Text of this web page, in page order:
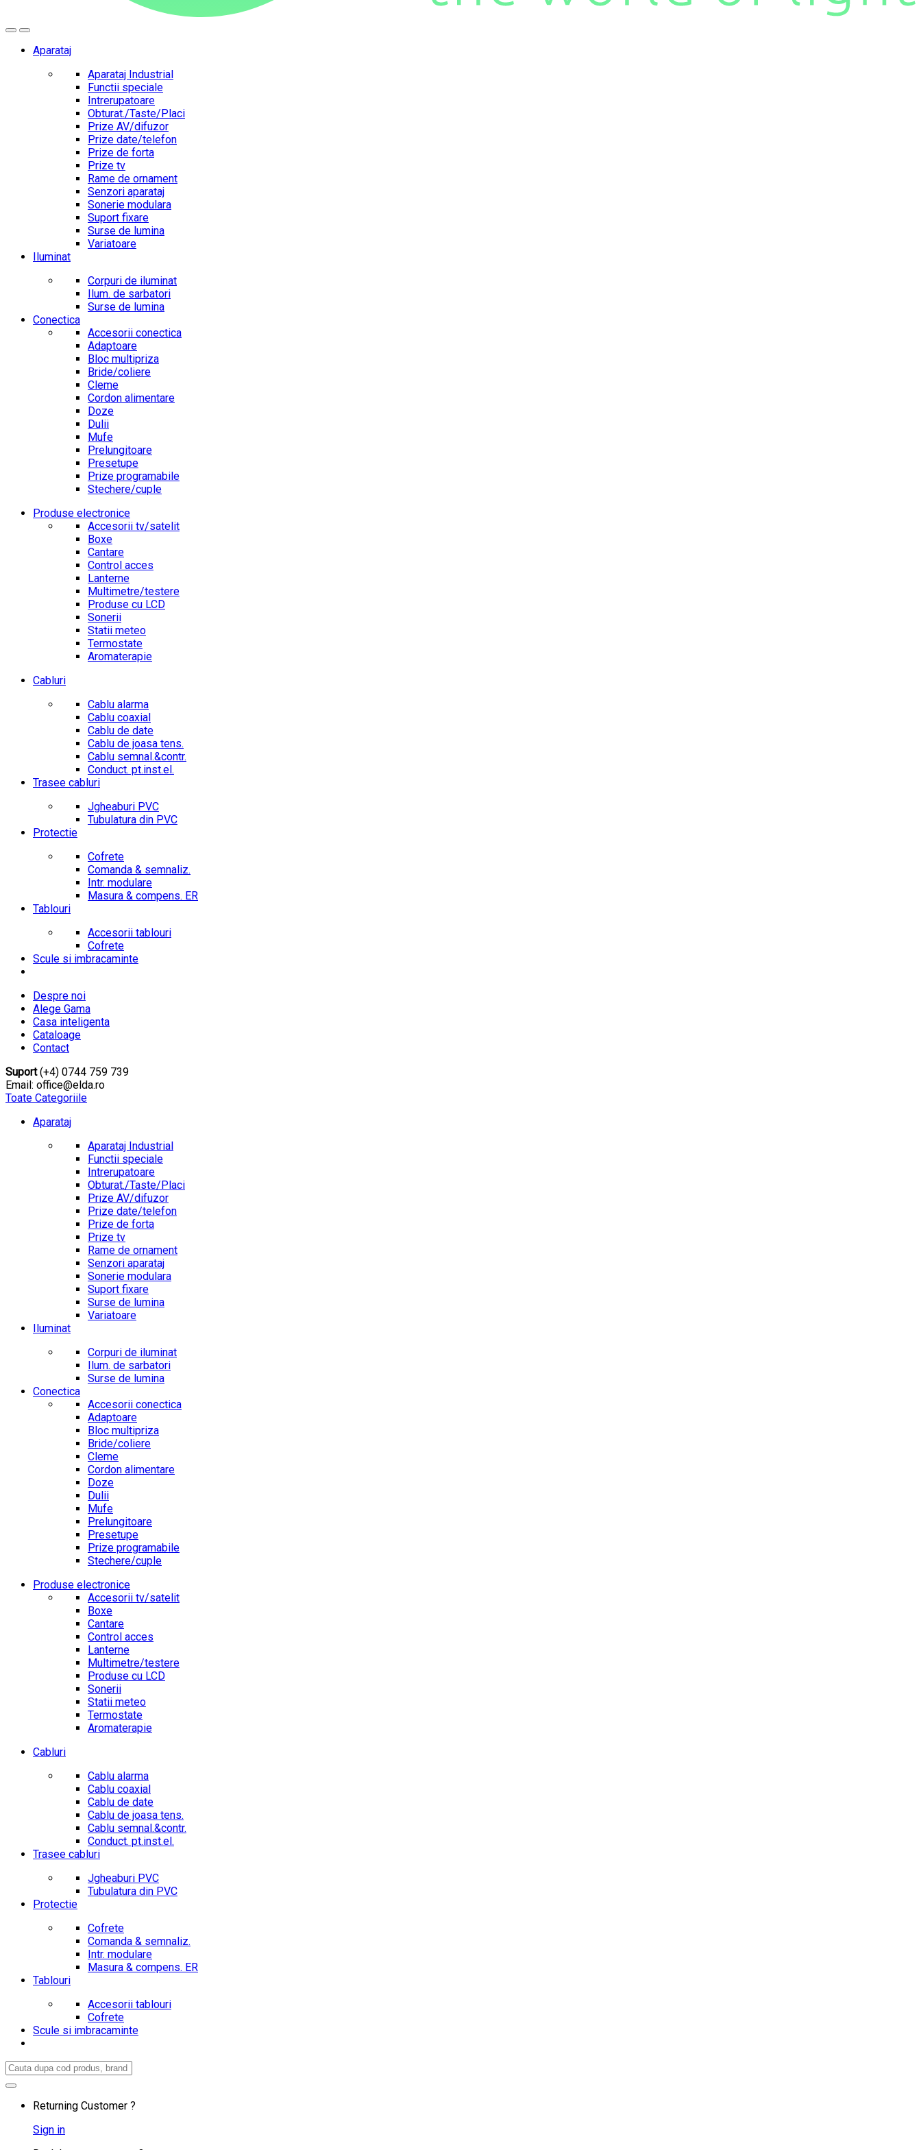
Aparataj
Aparataj Industrial
Functii speciale
Intrerupatoare
Obturat./Taste/Placi
Prize AV/difuzor
Prize date/telefon
Prize de forta
Prize tv
Rame de ornament
Senzori aparataj
Sonerie modulara
Suport fixare
Surse de lumina
Variatoare
Iluminat
Corpuri de iluminat
Ilum. de sarbatori
Surse de lumina
Conectica
Accesorii conectica
Adaptoare
Bloc multipriza
Bride/coliere
Cleme
Cordon alimentare
Doze
Dulii
Mufe
Prelungitoare
Presetupe
Prize programabile
Stechere/cuple
Produse electronice
Accesorii tv/satelit
Boxe
Cantare
Control acces
Lanterne
Multimetre/testere
Produse cu LCD
Sonerii
Statii meteo
Termostate
Aromaterapie
Cabluri
Cablu alarma
Cablu coaxial
Cablu de date
Cablu de joasa tens.
Cablu semnal.&contr.
Conduct. pt.inst.el.
Trasee cabluri
Jgheaburi PVC
Tubulatura din PVC
Protectie
Cofrete
Comanda & semnaliz.
Intr. modulare
Masura & compens. ER
Tablouri
Accesorii tablouri
Cofrete
Scule si imbracaminte
Despre noi
Alege Gama
Casa inteligenta
Cataloage
Contact
Suport(+4) 0744 759 739
Email: office@elda.ro
Toate Categoriile
Aparataj
Aparataj Industrial
Functii speciale
Intrerupatoare
Obturat./Taste/Placi
Prize AV/difuzor
Prize date/telefon
Prize de forta
Prize tv
Rame de ornament
Senzori aparataj
Sonerie modulara
Suport fixare
Surse de lumina
Variatoare
Iluminat
Corpuri de iluminat
Ilum. de sarbatori
Surse de lumina
Conectica
Accesorii conectica
Adaptoare
Bloc multipriza
Bride/coliere
Cleme
Cordon alimentare
Doze
Dulii
Mufe
Prelungitoare
Presetupe
Prize programabile
Stechere/cuple
Produse electronice
Accesorii tv/satelit
Boxe
Cantare
Control acces
Lanterne
Multimetre/testere
Produse cu LCD
Sonerii
Statii meteo
Termostate
Aromaterapie
Cabluri
Cablu alarma
Cablu coaxial
Cablu de date
Cablu de joasa tens.
Cablu semnal.&contr.
Conduct. pt.inst.el.
Trasee cabluri
Jgheaburi PVC
Tubulatura din PVC
Protectie
Cofrete
Comanda & semnaliz.
Intr. modulare
Masura & compens. ER
Tablouri
Accesorii tablouri
Cofrete
Scule si imbracaminte
Search
for:
Returning Customer ?
Sign in